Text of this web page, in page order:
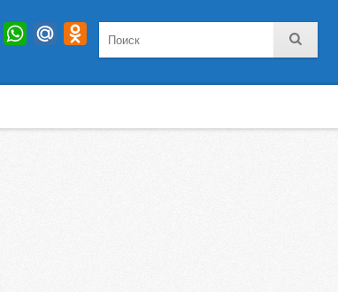
VK WhatsAppMail.RuOdnoklassniki